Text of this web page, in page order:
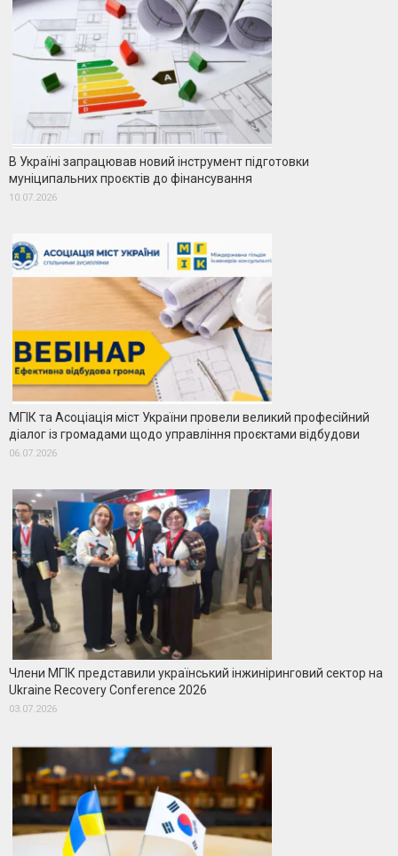
В Україні запрацював новий інструмент підготовки
муніципальних проєктів до фінансування
10.07.2026
МГІК та Асоціація міст України провели великий професійний
діалог із громадами щодо управління проєктами відбудови
06.07.2026
Члени МГІК представили український інжиніринговий сектор на
Ukraine Recovery Conference 2026
03.07.2026